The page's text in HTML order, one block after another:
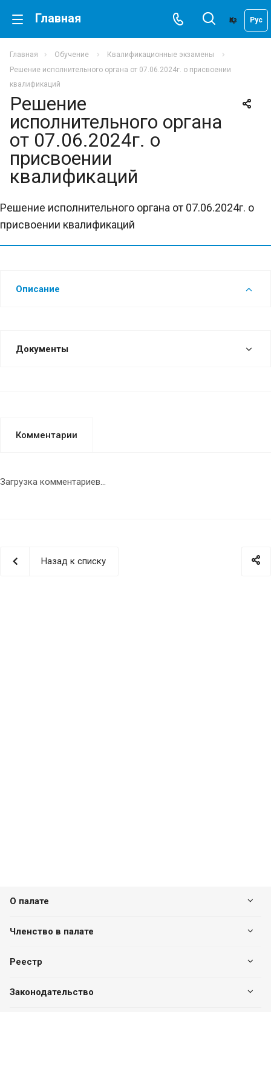
Главная Қаз Рус
Главная Обучение
Квалификационные экзамены
Решение исполнительного органа от 07.06.2024г. о присвоении
квалификаций
Решение
исполнительного органа
от 07.06.2024г. о
присвоении
квалификаций
Решение исполнительного органа от 07.06.2024г. о
присвоении квалификаций
Описание
Документы
Комментарии
Загрузка комментариев...
Назад к списку
О палате
Членство в палате
Реестр
Законодательство